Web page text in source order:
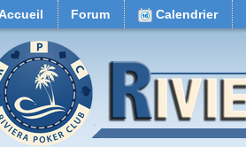
Forum Calendrier